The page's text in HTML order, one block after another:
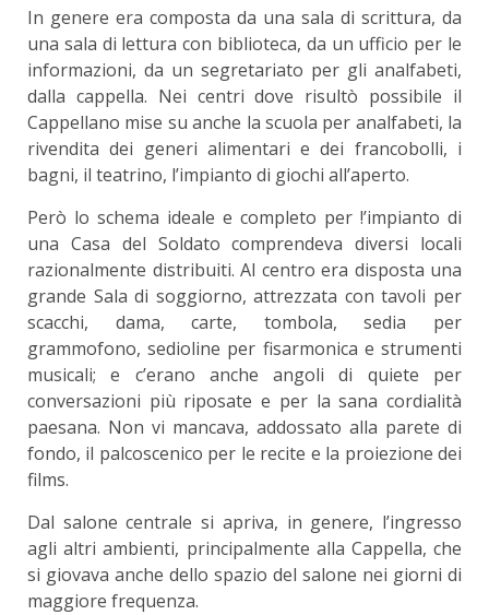
In genere era composta da una sala di scrit­tura, da
una sala di lettura con biblioteca, da un ufficio per le
informazioni, da un segretariato per gli analfabeti,
dalla cappella. Nei centri dove ri­sultò possibile il
Cappellano mise su anche la scuo­la per analfabeti, la
rivendita dei generi alimentari e dei francobolli, i
bagni, il teatrino, l’impianto di giochi all’aperto.
Però lo schema ideale e completo per !’im­pianto di
una Casa del Soldato comprendeva di­versi locali
razionalmente distribuiti. Al centro era disposta una
grande Sala di soggiorno, attrezzata con tavoli per
scacchi, dama, carte, tombola, sedia per
grammofono, sedioline per fisarmonica e stru­menti
musicali; e c’erano anche angoli di quiete per
conversazioni più riposate e per la sana cor­dialità
paesana. Non vi mancava, addossato alla parete di
fondo, il palcoscenico per le recite e la proiezione dei
films.
Dal salone centrale si apriva, in genere, l’in­gresso
agli altri ambienti, principalmente alla Cap­pella, che
si giovava anche dello spazio del salone nei giorni di
maggiore frequenza.